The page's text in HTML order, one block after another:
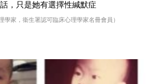
，只是她有選擇性緘默症
學家，衞生署認可臨床心理學家名冊會員）